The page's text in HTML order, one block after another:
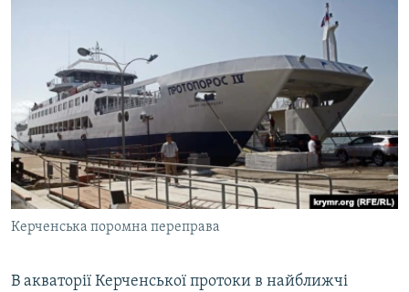
ВСЕ ЗА ДЕНЬ
СПЕЦПРОЕКТИ
ДЕПОРТАЦІЯ
ВІДЕОУРОКИ «ELIFBE»
СВІДЧЕННЯ ОКУПАЦІЇ
УКРАЇНСЬКА ПРОБЛЕМА КРИМУ
ІНФОГРАФІКА
ЯК ОБІЙТИ БЛОКУВАННЯ
Русский
Qırımtatar
ДОЛУЧАЙСЯ!
Керченська поромна переправа
В акваторії Керченської протоки в найближчі